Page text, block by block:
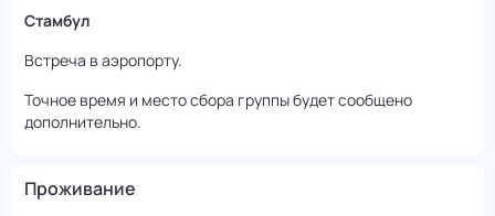
Стамбул
Встреча в аэропорту.
Точное время и место сбора группы будет сообщено
дополнительно.
Проживание